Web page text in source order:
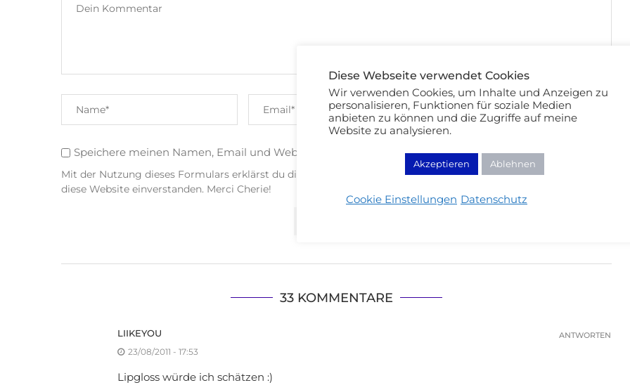
Speichere meinen Namen, Email und Website für meinen nächsten Kommentar.
Mit der Nutzung dieses Formulars erklärst du dich mit der Speicherung und Verarbeitung deiner Daten durch
diese Website einverstanden. Merci Cherie!
33 KOMMENTARE
LIIKEYOU
23/08/2011 - 17:53
Lipgloss würde ich schätzen :)
ANTWORTEN
Diese Webseite verwendet Cookies
Wir verwenden Cookies, um Inhalte und Anzeigen zu
personalisieren, Funktionen für soziale Medien
anbieten zu können und die Zugriffe auf meine
Website zu analysieren.
Akzeptieren Ablehnen
Cookie Einstellungen Datenschutz